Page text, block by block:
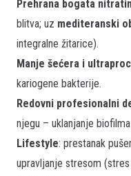
Prehrana bogata
blitva; uz mediteranski
integralne žitarice).
Manje šećera i
kariogene bakterije.
Redovni profesionalni
njegu – uklanjanje
Lifestyle: prestanak
upravljanje stresom